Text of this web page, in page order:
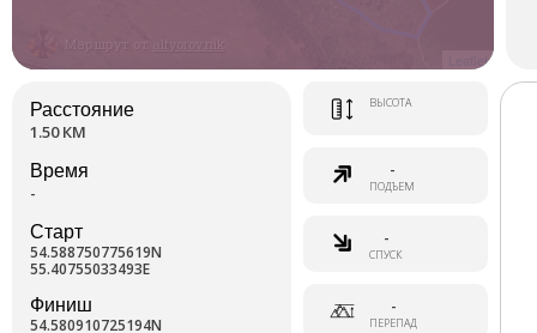
Маршрут от alfyorov.nik
Leaflet
Расстояние
1.50 КМ
Время
-
Старт
54.588750775619N
55.40755033493E
Финиш
54.580910725194N
ВЫСОТА
-
ПОДЪЕМ
-
СПУСК
-
ПЕРЕПАД